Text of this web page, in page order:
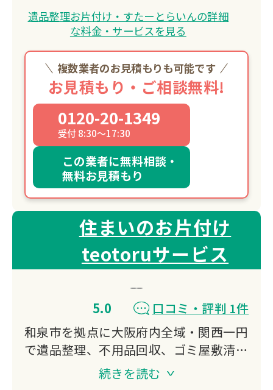
遺品整理お片付け・すたーとらいんの詳細
な料金・サービスを見る
複数業者のお見積もりも可能です
お見積もり・ご相談無料!
0120-20-1349
受付 8:30～17:30
この業者に無料相談・
無料お見積もり
住まいのお片付け
teotoruサービス
5.0
口コミ・評判 1件
和泉市を拠点に大阪府内全域・関西一円
で遺品整理、不用品回収、ゴミ屋敷清
掃、残置物撤去に対応。
事前の準備や立会い不要で丸投げOK、
続きを読む